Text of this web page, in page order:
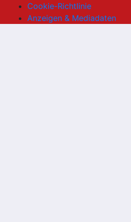
Cookie-Richtlinie
Anzeigen & Mediadaten